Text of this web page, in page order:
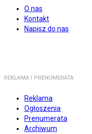
O nas
Kontakt
Napisz do nas
REKLAMA I PRENUMERATA
Reklama
Ogłoszenia
Prenumerata
Archiwum